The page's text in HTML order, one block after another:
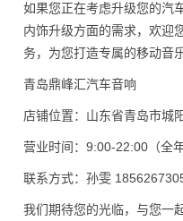
如果您正在考虑升级您的汽
内饰升级方面的需求，欢迎
务，为您打造专属的移动音
青岛鼎峰汇汽车音响
店铺位置：山东省青岛市城
营业时间：9:00-22:00（全年
联系方式：孙雯
我们期待您的光临，与您一